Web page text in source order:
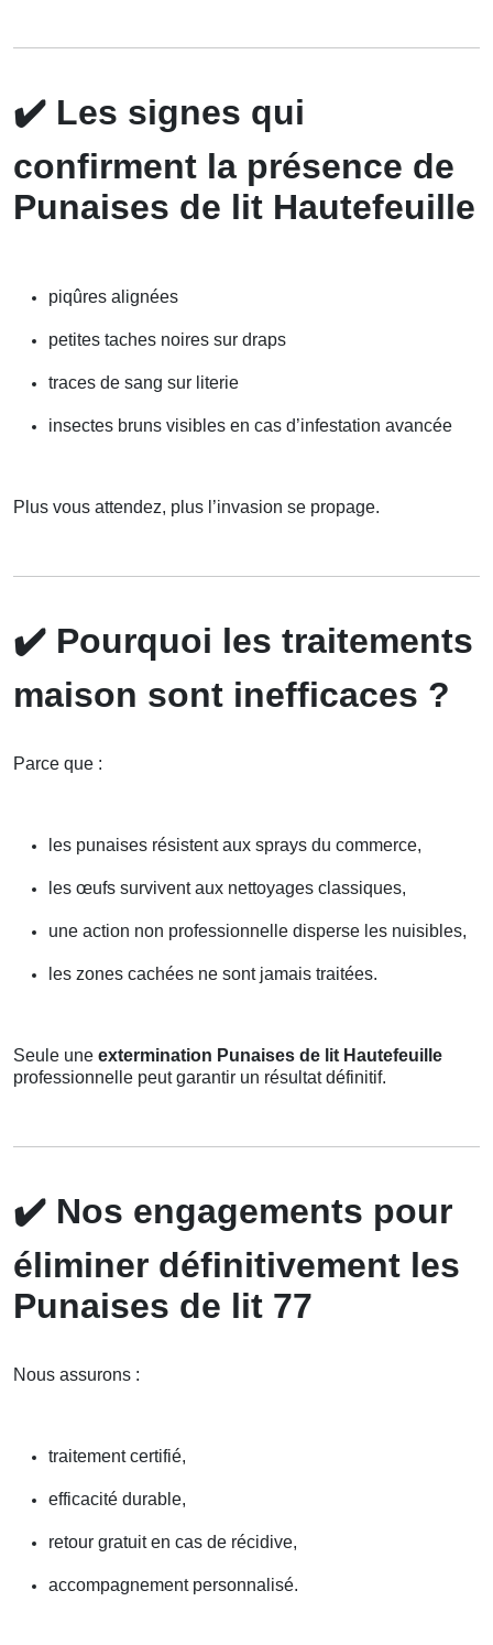
✔️ Les signes qui
confirment la présence de
Punaises de lit Hautefeuille
piqûres alignées
petites taches noires sur draps
traces de sang sur literie
insectes bruns visibles en cas d’infestation avancée
Plus vous attendez, plus l’invasion se propage.
✔️ Pourquoi les traitements
maison sont inefficaces ?
Parce que :
les punaises résistent aux sprays du commerce,
les œufs survivent aux nettoyages classiques,
une action non professionnelle disperse les nuisibles,
les zones cachées ne sont jamais traitées.
Seule une extermination Punaises de lit Hautefeuille
professionnelle peut garantir un résultat définitif.
✔️ Nos engagements pour
éliminer définitivement les
Punaises de lit 77
Nous assurons :
traitement certifié,
efficacité durable,
retour gratuit en cas de récidive,
accompagnement personnalisé.